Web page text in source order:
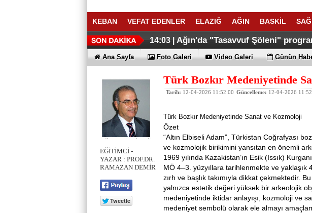
KEBAN VEFAT EDENLER ELAZIĞ AĞIN BASKİL
14:03 | Ağın'da "Tasavvuf Şöleni"
Ana Sayfa Foto Galeri Video Galeri Günün
EĞİTİMCİ -
YAZAR : PROF.DR.
RAMAZAN DEMİR
Türk Bozkır Medeniyetinde
Tarih: 12-04-2026 11:52:00 Güncelleme: 12-04-2026
Türk Bozkır Medeniyetinde Sanat ve Kozmoloji
Özet
“Altın Elbiseli Adam”, Türkistan Coğrafyası
ve kozmolojik birikimini yansıtan en önemli
1969 yılında Kazakistan’ın Esik (Issık)
MÖ 4–3. yüzyıllara tarihlenmekte ve yaklaşık
zırh ve başlık takımıyla dikkat çekmektedir. Bu
yalnızca estetik değeri yüksek bir arkeolojik
medeniyetinde iktidar anlayışı, kozmoloji ve
medeniyet sembolü olarak ele almayı